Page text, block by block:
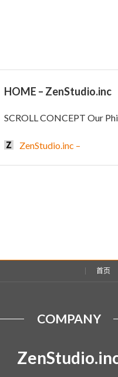
HOME – ZenStudio.inc
SCROLL CONCEPT Our
ZenStudio.inc –
首页
COMPANY